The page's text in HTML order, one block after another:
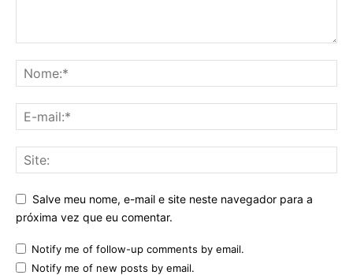
Salve meu nome, e-mail e site neste navegador para a
próxima vez que eu comentar.
Notify me of follow-up comments by email.
Notify me of new posts by email.